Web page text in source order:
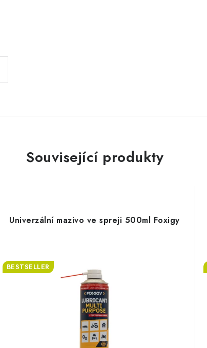
Související produkty
Univerzální mazivo ve spreji 500ml Foxigy
BESTSELLER